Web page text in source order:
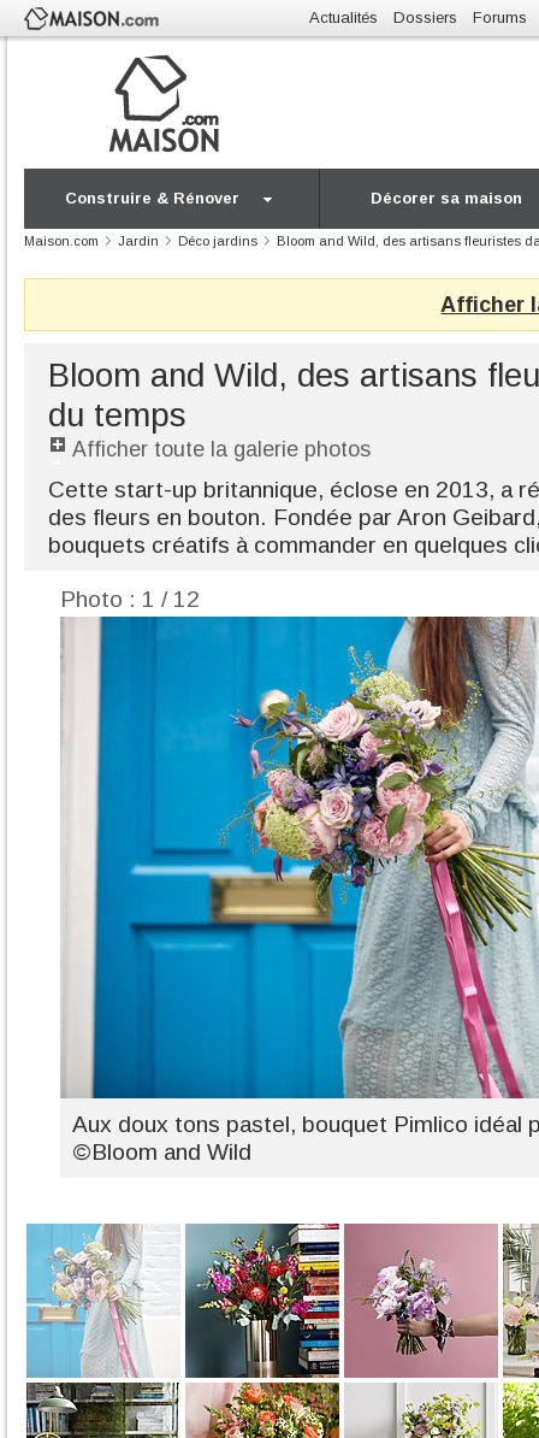
Actualités Dossiers Forums
Construire & Rénover Décorer sa maison
Maison.com Jardin Déco jardins Bloom and Wild, des artisans fleuristes
Afficher
Bloom and Wild, des artisans
du temps
Afficher toute la galerie photos
Cette start-up britannique, éclose en 2013, a
des fleurs en bouton. Fondée par Aron
bouquets créatifs à commander en quelques
Photo : 1 / 12
Aux doux tons pastel, bouquet Pimlico idéal
©Bloom and Wild